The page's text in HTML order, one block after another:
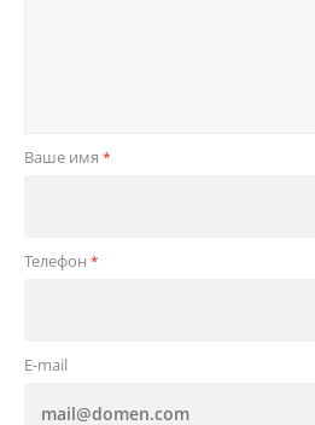
Ваше имя *
Телефон *
E-mail